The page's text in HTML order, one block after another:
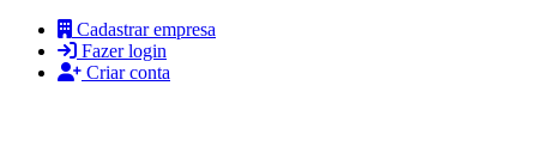
Cadastrar empresa
Fazer login
Criar conta